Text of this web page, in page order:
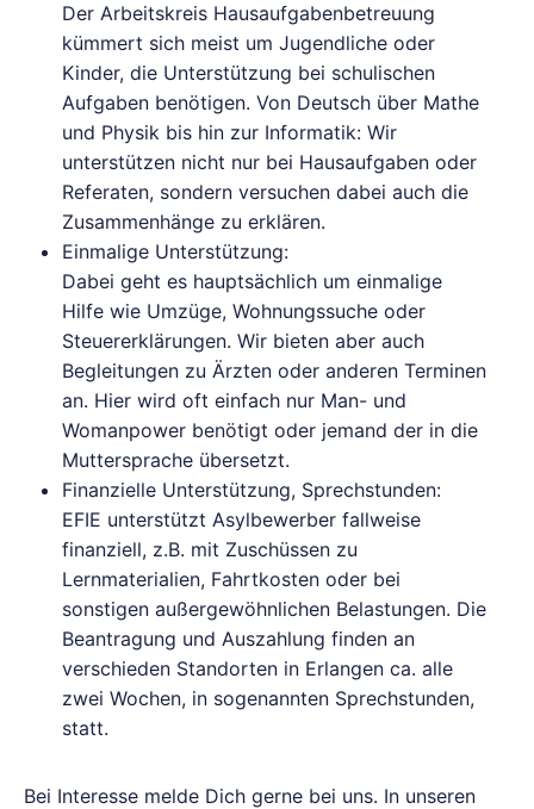
Der Arbeitskreis Hausaufgabenbetreuung
kümmert sich meist um Jugendliche oder
Kinder, die Unterstützung bei schulischen
Aufgaben benötigen. Von Deutsch über Mathe
und Physik bis hin zur Informatik: Wir
unterstützen nicht nur bei Hausaufgaben oder
Referaten, sondern versuchen dabei auch die
Zusammenhänge zu erklären.
Einmalige Unterstützung:
Dabei geht es hauptsächlich um einmalige
Hilfe wie Umzüge, Wohnungssuche oder
Steuererklärungen. Wir bieten aber auch
Begleitungen zu Ärzten oder anderen Terminen
an. Hier wird oft einfach nur Man- und
Womanpower benötigt oder jemand der in die
Muttersprache übersetzt.
Finanzielle Unterstützung, Sprechstunden:
EFIE unterstützt Asylbewerber fallweise
finanziell, z.B. mit Zuschüssen zu
Lernmaterialien, Fahrtkosten oder bei
sonstigen außergewöhnlichen Belastungen. Die
Beantragung und Auszahlung finden an
verschieden Standorten in Erlangen ca. alle
zwei Wochen, in sogenannten Sprechstunden,
statt.
Bei Interesse melde Dich gerne bei uns. In unseren